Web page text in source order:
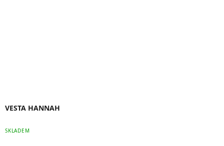
VESTA HANNAH
SKLADEM